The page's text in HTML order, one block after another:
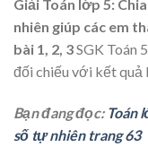
Giải Toán lớp 5:
nhiên giúp các em
bài 1, 2, 3SGK Toán
đối chiếu với kết quả
Bạn đang đọc: Toán
số tự nhiên trang 63